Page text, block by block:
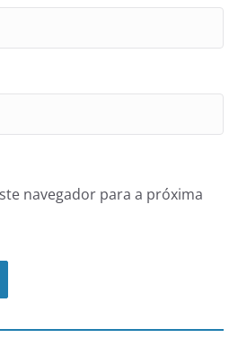
navegador para a próxima